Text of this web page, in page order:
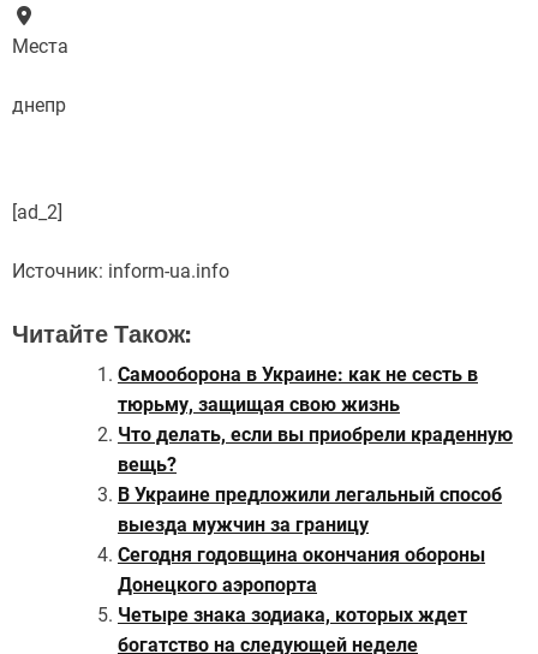
Места
днепр
[ad_2]
Источник: inform-ua.info
Читайте Також:
Самооборона в Украине: как не сесть в
тюрьму, защищая свою жизнь
Что делать, если вы приобрели краденную
вещь?
В Украине предложили легальный способ
выезда мужчин за границу
Сегодня годовщина окончания обороны
Донецкого аэропорта
Четыре знака зодиака, которых ждет
богатство на следующей неделе